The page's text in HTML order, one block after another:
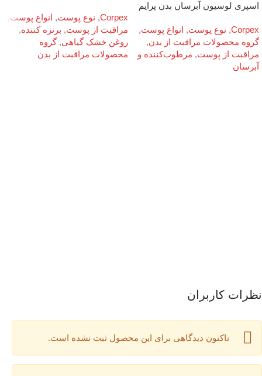
اسپری لوسیون آبرسان بدن پرایم
Corpex
, نوع پوست, انواع پوست,
گروه محصولات مراقبت از بدن,
مراقبت از پوست, مرطوب‌کننده و
آبرسان
Corpex
, نوع پوست, انواع پوست,
مراقبت از پوست, برنزه کننده,
روغن خشک گیاهی, گروه
محصولات مراقبت از بدن
نظرات کاربران
تاکنون دیدگاهی برای این محصول ثبت نشده است.